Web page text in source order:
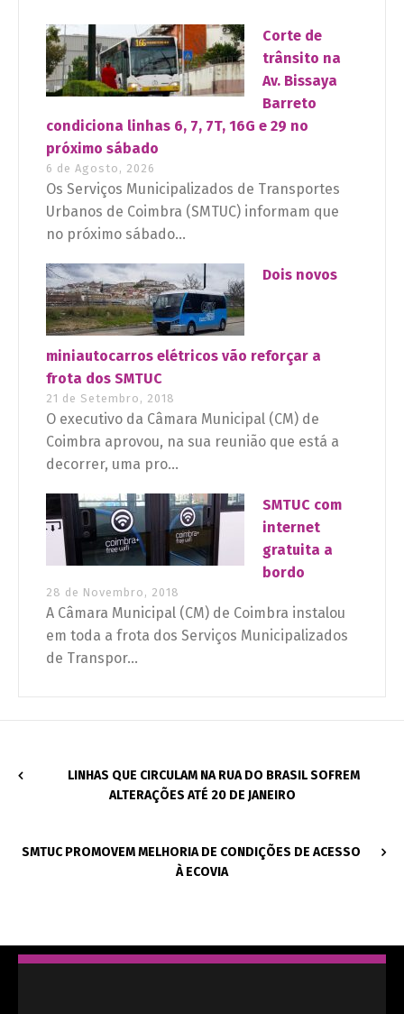
Corte de
trânsito na
Av. Bissaya
Barreto
condiciona linhas 6, 7, 7T, 16G e 29 no
próximo sábado
6 de Agosto, 2026
Os Serviços Municipalizados de Transportes
Urbanos de Coimbra (SMTUC) informam que
no próximo sábado...
Dois novos
miniautocarros elétricos vão reforçar a
frota dos SMTUC
21 de Setembro, 2018
O executivo da Câmara Municipal (CM) de
Coimbra aprovou, na sua reunião que está a
decorrer, uma pro...
SMTUC com
internet
gratuita a
bordo
28 de Novembro, 2018
A Câmara Municipal (CM) de Coimbra instalou
em toda a frota dos Serviços Municipalizados
de Transpor...
LINHAS QUE CIRCULAM NA RUA DO BRASIL SOFREM
ALTERAÇÕES ATÉ 20 DE JANEIRO
SMTUC PROMOVEM MELHORIA DE CONDIÇÕES DE ACESSO
À ECOVIA